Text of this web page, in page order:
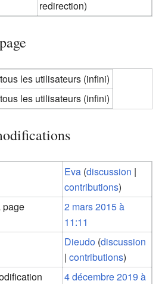
redirection)
les utilisateurs (infini)
les utilisateurs (infini)
Eva (discussion |
contributions)
page
2 mars 2015 à
11:11
Dieudo (discussion
|contributions)
4 décembre 2019 à